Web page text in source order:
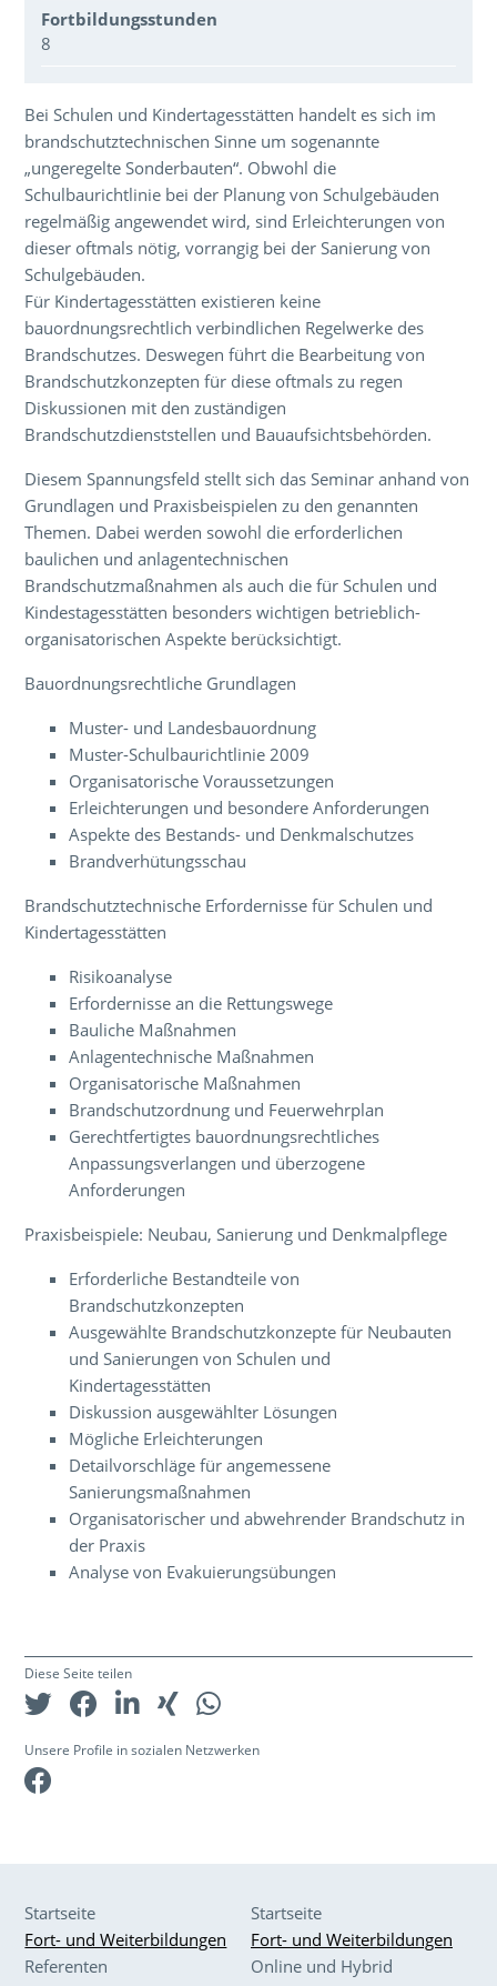
Fortbildungsstunden
8
Über den Inhalt der Veranstaltung
Bei Schulen und Kindertagesstätten handelt es sich im
brandschutztechnischen Sinne um sogenannte
„ungeregelte Sonderbauten“. Obwohl die
Schulbaurichtlinie bei der Planung von Schulgebäuden
regelmäßig angewendet wird, sind Erleichterungen von
dieser oftmals nötig, vorrangig bei der Sanierung von
Schulgebäuden.
Für Kindertagesstätten existieren keine
bauordnungsrechtlich verbindlichen Regelwerke des
Brandschutzes. Deswegen führt die Bearbeitung von
Brandschutzkonzepten für diese oftmals zu regen
Diskussionen mit den zuständigen
Brandschutzdienststellen und Bauaufsichtsbehörden.
Diesem Spannungsfeld stellt sich das Seminar anhand von
Grundlagen und Praxisbeispielen zu den genannten
Themen. Dabei werden sowohl die erforderlichen
baulichen und anlagentechnischen
Brandschutzmaßnahmen als auch die für Schulen und
Kindestagesstätten besonders wichtigen betrieblich-
organisatorischen Aspekte berücksichtigt.
Bauordnungsrechtliche Grundlagen
Muster- und Landesbauordnung
Muster-Schulbaurichtlinie 2009
Organisatorische Voraussetzungen
Erleichterungen und besondere Anforderungen
Aspekte des Bestands- und Denkmalschutzes
Brandverhütungsschau
Brandschutztechnische Erfordernisse für Schulen und
Kindertagesstätten
Risikoanalyse
Erfordernisse an die Rettungswege
Bauliche Maßnahmen
Anlagentechnische Maßnahmen
Organisatorische Maßnahmen
Brandschutzordnung und Feuerwehrplan
Gerechtfertigtes bauordnungsrechtliches
Anpassungsverlangen und überzogene
Anforderungen
Praxisbeispiele: Neubau, Sanierung und Denkmalpflege
Erforderliche Bestandteile von
Brandschutzkonzepten
Ausgewählte Brandschutzkonzepte für Neubauten
und Sanierungen von Schulen und
Kindertagesstätten
Diskussion ausgewählter Lösungen
Mögliche Erleichterungen
Detailvorschläge für angemessene
Sanierungsmaßnahmen
Organisatorischer und abwehrender Brandschutz in
der Praxis
Analyse von Evakuierungsübungen
Diese Seite teilen
Unsere Profile in sozialen Netzwerken
Startseite
Fort- und Weiterbildungen
Referenten
Startseite
Fort- und Weiterbildungen
Online und Hybrid